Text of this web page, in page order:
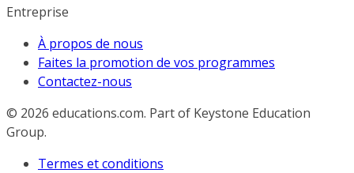
Entreprise
À propos de nous
Faites la promotion de vos programmes
Contactez-nous
© 2026 educations.com. Part of Keystone Education
Group.
Termes et conditions